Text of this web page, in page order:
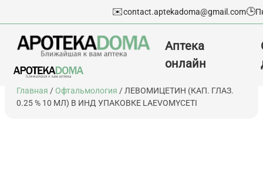
Перейти
содержимому
✉️contact.aptekadoma@gmail.com🕒
Аптека
онлайн
Главная / Офтальмология / ЛЕВОМИЦЕТИН (КАП. ГЛАЗ.
0.25 % 10 МЛ) В ИНД УПАКОВКЕ LAEVOMYCETI